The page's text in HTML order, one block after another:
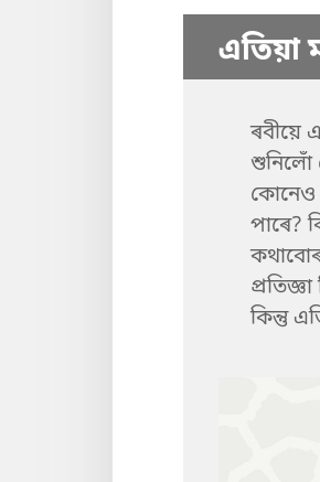
এতিয়া
ৰবীয়ে
শুনিলোঁ
কোনেও
পাৰে?
কিন্তু